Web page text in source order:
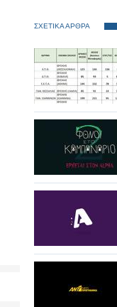
ΣΧΕΤΙΚΑ ΑΡΘΡΑ